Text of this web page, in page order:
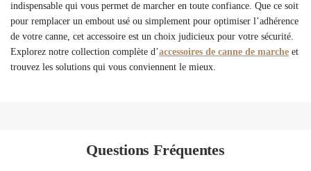
indispensable qui vous permet de marcher en toute confiance. Que ce soit
pour remplacer un embout usé ou simplement pour optimiser l’adhérence
de votre canne, cet accessoire est un choix judicieux pour votre sécurité.
Explorez notre collection complète d’accessoires de canne de marche et
trouvez les solutions qui vous conviennent le mieux.
Questions Fréquentes